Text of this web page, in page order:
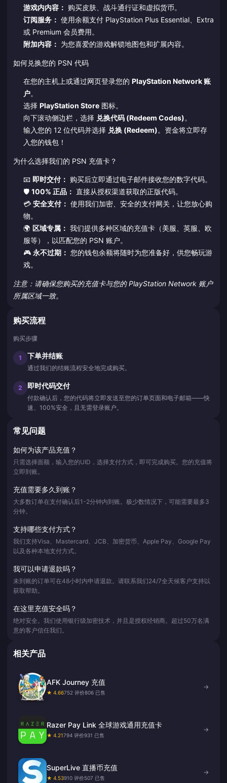
游戏内内容： 购买皮肤、战斗通行证和虚拟货币。
订阅服务： 使用余额支付 PlayStation Plus Essential、Extra
或 Premium 会员费用。
附加内容： 为您喜爱的游戏解锁地图包和扩展内容。
如何兑换您的 PSN 代码
在您的主机上或通过网页登录您的 PlayStation Network 账
户。
选择 PlayStation Store图标。
向下滚动侧边栏，选择 兑换代码 (Redeem Codes)。
输入您的 12 位代码并选择 兑换 (Redeem)。资金将立即存
入您的钱包！
为什么选择我们的 PSN 充值卡？
📧 即时交付： 购买后立即通过电子邮件接收您的数字代码。
🛡️ 100% 正品： 直接从授权渠道获取的正版代码。
💳 安全支付： 使用我们加密、安全的支付网关，让您放心购
物。
🌍 区域专属： 我们提供多种区域的充值卡（美服、英服、欧
服等），以匹配您的 PSN 账户。
🎮 永不过期： 您的钱包余额将随时为您准备好，供您畅玩游
戏。
注意：请确保您购买的充值卡与您的 PlayStation Network 账户
所属区域一致。
购买流程
购买步骤
1 下单并结账
通过我们的结账流程安全地完成购买。
2 即时代码交付
付款确认后，您的代码将立即发送至您的订单页面和电子邮箱——快
速、100%安全，且无需登录账户。
常见问题
如何为该产品充值？
只需选择面额，输入您的UID，选择支付方式，即可完成购买。您的充值将
立即到账。
充值需要多久到账？
大多数订单在支付确认后1-2分钟内到账。极少数情况下，可能需要最多3
分钟。
支持哪些支付方式？
我们支持Visa、Mastercard、JCB、加密货币、Apple Pay、Google Pay
以及各种本地支付方式。
我可以申请退款吗？
未到账的订单可在48小时内申请退款。请联系我们24/7全天候客户支持以
获取帮助。
在这里充值安全吗？
绝对安全。我们使用银行级加密技术，并且是授权经销商。超过50万名满
意的客户信任我们。
相关产品
AFK Journey 充值
★ 4.66752 评价806 已售
→
Razer Pay Link 全球游戏通用充值卡
★ 4.21794 评价931 已售
→
SuperLive 直播币充值
★ 4.53910 评价507 已售
→